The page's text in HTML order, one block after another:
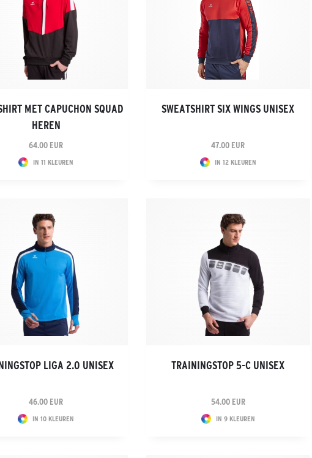
MET CAPUCHON SQUAD
HEREN
64.00 EUR
IN 11 KLEUREN
SWEATSHIRT SIX WINGS UNISEX
47.00 EUR
IN 12 KLEUREN
LIGA 2.0 UNISEX
46.00 EUR
IN 10 KLEUREN
TRAININGSTOP 5-C UNISEX
54.00 EUR
IN 9 KLEUREN